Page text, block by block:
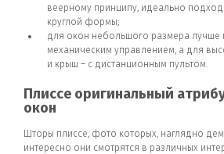
веерному принципу, идеально
круглой формы;
для окон небольшого размера лучше
механическим управлением, а для
и крыш – с дистанционным пультом.
Плиссе оригинальный
окон
Шторы плиссе, фото которых, наглядно
интересно они смотрятся в различных